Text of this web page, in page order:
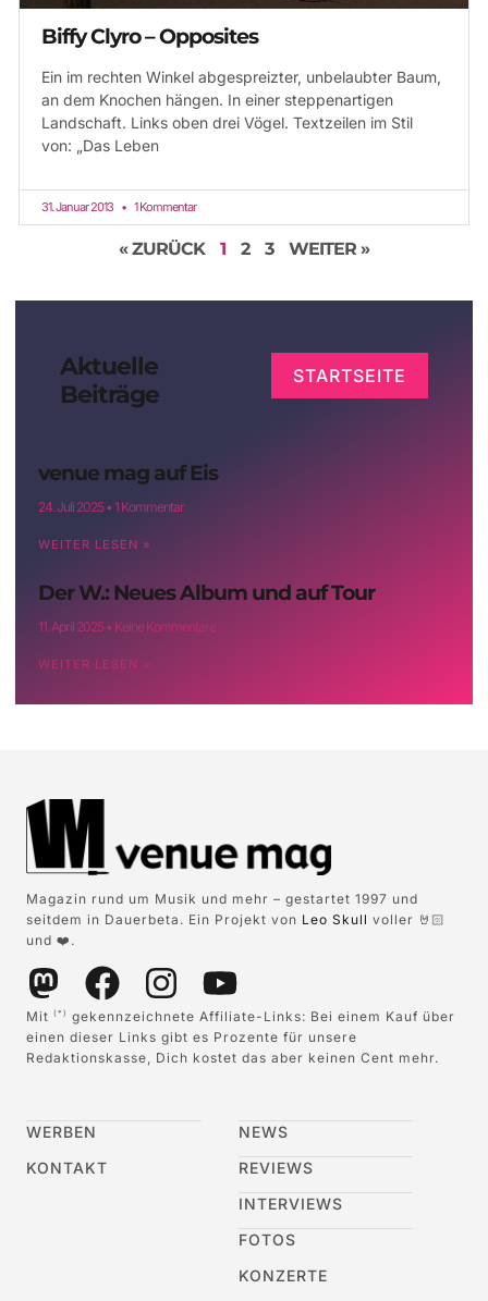
Biffy Clyro – Opposites
Ein im rechten Winkel abgespreizter, unbelaubter Baum,
an dem Knochen hängen. In einer steppenartigen
Landschaft. Links oben drei Vögel. Textzeilen im Stil
von: „Das Leben
31. Januar 2013 1 Kommentar
« ZURÜCK 1 2 3 WEITER »
Aktuelle
Beiträge
STARTSEITE
venue mag auf Eis
24. Juli 2025 1 Kommentar
WEITER LESEN »
Der W.: Neues Album und auf Tour
11. April 2025 Keine Kommentare
WEITER LESEN »
Magazin rund um Musik und mehr – gestartet 1997 und
seitdem in Dauerbeta. Ein Projekt von Leo Skull voller 🤘🏻
und ❤️.
Mit (*)
gekennzeichnete Affiliate-Links: Bei einem Kauf über
einen dieser Links gibt es Prozente für unsere
Redaktionskasse, Dich kostet das aber keinen Cent mehr.
WERBEN
KONTAKT
NEWS
REVIEWS
INTERVIEWS
FOTOS
KONZERTE